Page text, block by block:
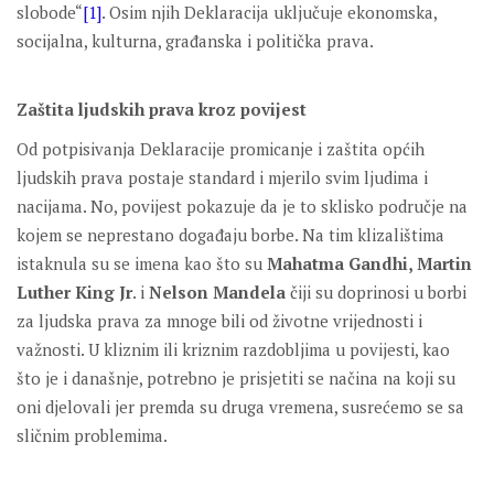
slobode“[1]. Osim njih Deklaracija uključuje ekonomska,
socijalna, kulturna, građanska i politička prava.
Zaštita ljudskih prava kroz povijest
Od potpisivanja Deklaracije promicanje i zaštita općih
ljudskih prava postaje standard i mjerilo svim ljudima i
nacijama. No, povijest pokazuje da je to sklisko područje na
kojem se neprestano događaju borbe. Na tim klizalištima
istaknula su se imena kao što su Mahatma Gandhi, Martin
Luther King Jr. i Nelson Mandela čiji su doprinosi u borbi
za ljudska prava za mnoge bili od životne vrijednosti i
važnosti. U kliznim ili kriznim razdobljima u povijesti, kao
što je i današnje, potrebno je prisjetiti se načina na koji su
oni djelovali jer premda su druga vremena, susrećemo se sa
sličnim problemima.